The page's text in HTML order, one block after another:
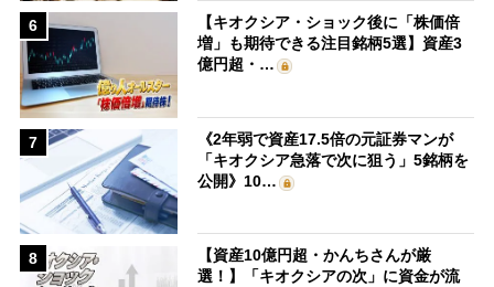
6
【キオクシア・ショック後に「株価倍
増」も期待できる注目銘柄5選】資産3
億円超・…
7
《2年弱で資産17.5倍の元証券マンが
「キオクシア急落で次に狙う」5銘柄を
公開》10…
8
【資産10億円超・かんちさんが厳
選！】「キオクシアの次」に資金が流